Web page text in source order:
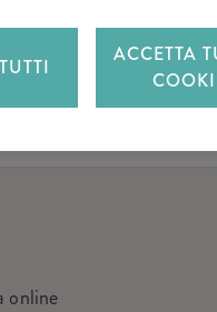
online
ACCETTA